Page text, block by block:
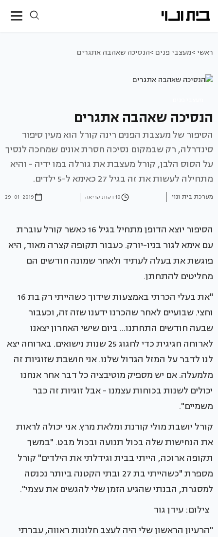
ראשי >מעצבי פנים >הנסיכה שאהבה אתגרים
הנסיכה שאהבה אתגרים
הסיפור של מעצבת הפנים רינה קורל הוא מעין סיפור
סינדרלה, רק שבמקום נסיכה חסרת אונים שמחכה לנסיך
על הסוס הלבן, קורל מעצבת את גורלה במו ידיה - והיא
מתחילה לעשות את זה בגיל 27 כאימא ל-5 ילדים.
מערכת בית ונוי 10 דקות קריאה 29-01-2019
הסיפור יוצא הדופן מתחיל בגיל 16 כאשר קורל עוברת
עם אימא לגור בניו-יורק. כעבור תקופה קצרה מאוד, היא
פוגשת את בעלה לעתיד ולאחר שמונה חודשים הם
מחליטים להתחתן.
"את בעלי הכרתי באמצעות שידוך כשהייתי רק בת 16
וחצי. שבועיים לאחר שהכרנו ידענו שזה זה, וכעבור
שבעה חודשים התחתנו... ביום שישי האחרון יצאנו
לארוחה חגיגית כדי לחגוג 25 שנות נישואים. בארוחה יצא
לנו לדבר על המזל הגדול שלנו. אני חושבת שזוגיות זה
מלמעלה. אם יש מספיק מוטיבציה כל דבר אחר אנחנו
יכולים לשנות בכוחות עצמנו - אבל זוגיות זה כבר
משמיים".
קורל יושבת מולי קורנת ומלאת מרץ. אני יכולה לראות
את הנחישות שלה בכול תנועה ובכול מבט. "במשך
תקופה ארוכה, הייתי בבית וגידלתי את הילדים" קורל
מספרת "כשהייתי בת 27 ובתי הקטנה ביותר נכנסה
למסגרת, הבנתי שהגיע הזמן שלי להגשים את עצמי".
צילום: עידן גור
"הרעיון הראשון שלי היה לעצב חלונות ראווה, עברתי